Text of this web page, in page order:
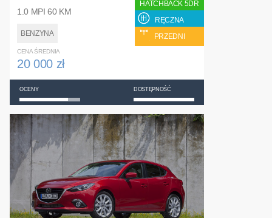
1.0 MPI 60 KM
BENZYNA
HATCHBACK 5DR
RĘCZNA
PRZEDNI
CENA ŚREDNIA
20 000 zł
OCENY DOSTĘPNOŚĆ